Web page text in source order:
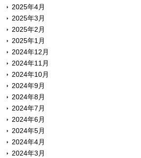
2025年4月
2025年3月
2025年2月
2025年1月
2024年12月
2024年11月
2024年10月
2024年9月
2024年8月
2024年7月
2024年6月
2024年5月
2024年4月
2024年3月